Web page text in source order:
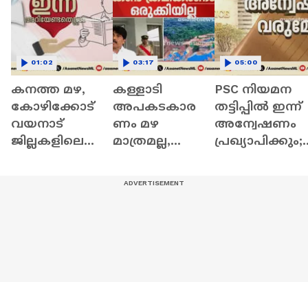
കനത്ത മഴ,
കോഴിക്കോട്
വയനാട്
ജില്ലകളിലെ
01:02
കള്ളാടി
അപകടകാര
ണം മഴ
മാത്രമല്ല,
03:17
PSC നിയമന
തട്ടിപ്പിൽ ഇന്ന്
അന്വേഷണം
പ്രഖ്യാപിക്കും;
05:00